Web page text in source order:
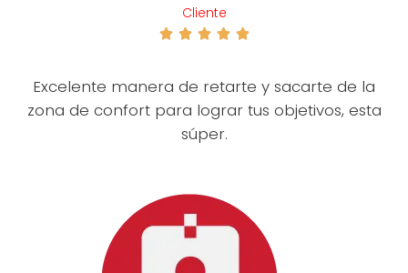
Cliente
    
Excelente manera de retarte y sacarte de la
zona de confort para lograr tus objetivos, esta
súper.